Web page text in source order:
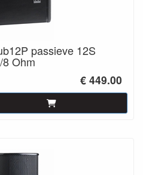
passieve 12S
Ohm
€ 449.00